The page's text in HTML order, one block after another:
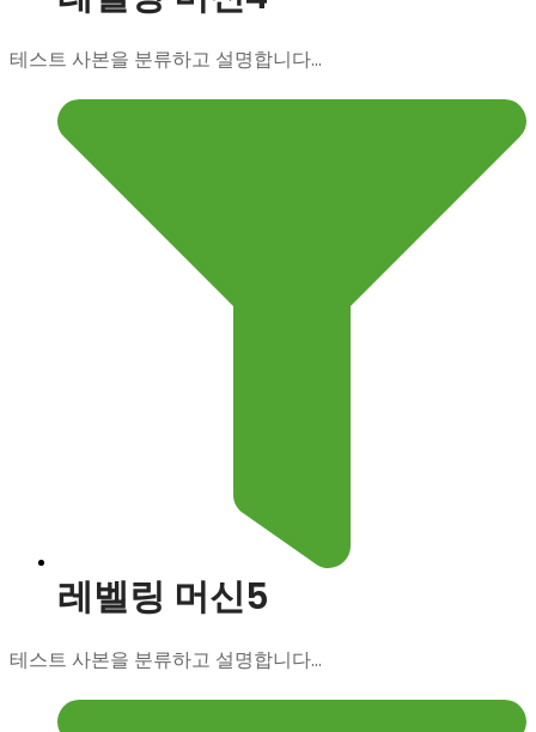
테스트 사본을 분류하고 설명합니다...
레벨링 머신5
테스트 사본을 분류하고 설명합니다...